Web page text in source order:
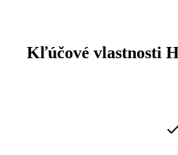
Kľúčové vlastnosti